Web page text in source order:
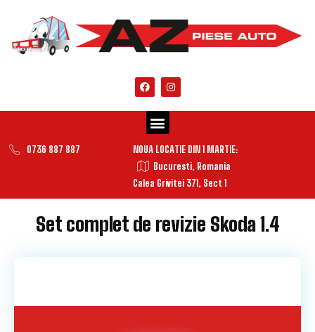
0736 887 887
NOUA LOCATIE DIN 1 MARTIE:
Bucuresti, Romania
Calea Grivitei 371, Sect 1
Set complet de revizie Skoda 1.4